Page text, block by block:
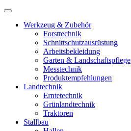
Werkzeug & Zubehör
Forsttechnik
Schnittschutzausrüstung
Arbeitsbekleidung
Garten & Landschaftspflege
Messtechnik
Produktempfehlungen
Landtechnik
Erntetechnik
Grünlandtechnik
Traktoren
Stallbau